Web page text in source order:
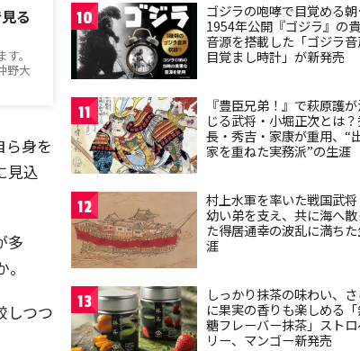
る
。
野大
ら身を
見込
多
しつつ
10
ゴジラの咆哮で目覚める
1954年公開『ゴジラ』の
音源を搭載した「ゴジラ
目覚まし時計」が新発売
11
『豊臣兄弟！』で萩原護
じる武将・小堀正次とは
長・秀吉・家康が重用、“
家を重ねた実務派”の生涯
12
村上水軍を率いた戦国武将
幼い弟を支え、共に海へ散
た得居通幸の波乱に満ち
涯
13
しっかり抹茶の味わい、さ
に果実の香りも楽しめる
糖フレーバー抹茶」スト
リー、マンゴー新発売